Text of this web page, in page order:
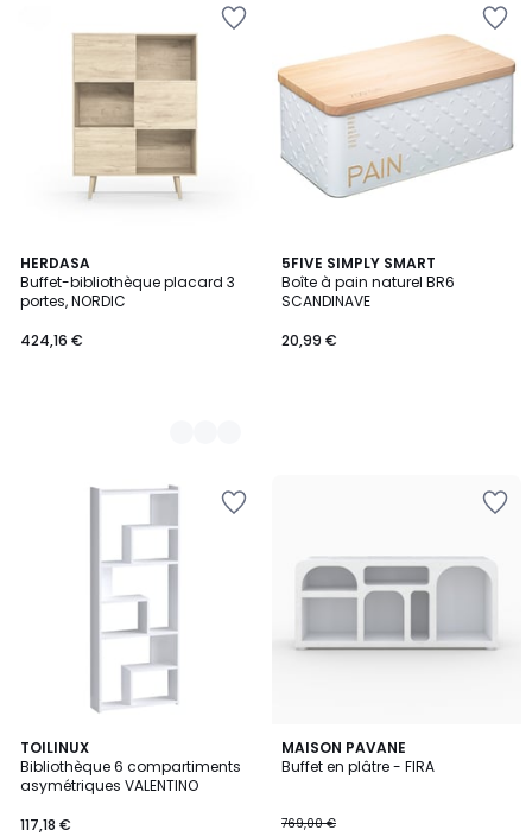
HERDASA
Buffet-bibliothèque placard 3
portes, NORDIC
424,16 €
6
Couleurs
5FIVE SIMPLY SMART
Boîte à pain naturel BR6
SCANDINAVE
20,99 €
TOILINUX
Bibliothèque 6 compartiments
asymétriques VALENTINO
117,18 €
MAISON PAVANE
Buffet en plâtre - FIRA
769,00 €